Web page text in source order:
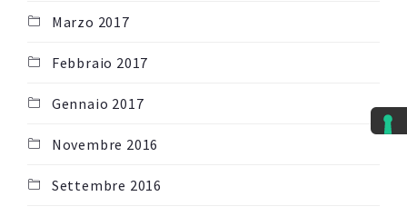
Marzo 2017
Febbraio 2017
Gennaio 2017
Novembre 2016
Settembre 2016